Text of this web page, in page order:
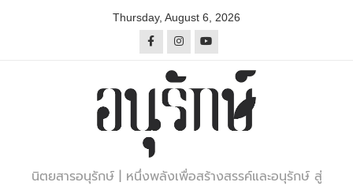
Thursday, August 6, 2026
นิตยสารอนุรักษ์ | หนึ่งพลังเพื่อสร้างสรรค์และอนุรักษ์ สู่